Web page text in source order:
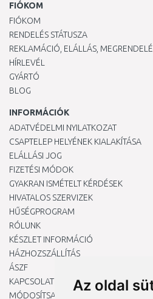
Az oldal
FIÓKOM
FIÓKOM
RENDELÉS STÁTUSZA
REKLAMÁCIÓ, ELÁLLÁS,
HÍRLEVÉL
GYÁRTÓ
BLOG
INFORMÁCIÓK
ADATVÉDELMI NYILATKOZAT
CSAPTELEP HELYÉNEK KIALAKÍTÁSA
ELÁLLÁSI JOG
FIZETÉSI MÓDOK
GYAKRAN ISMÉTELT KÉRDÉSEK
HIVATALOS SZERVIZEK
HŰSÉGPROGRAM
RÓLUNK
KÉSZLET INFORMÁCIÓ
HÁZHOZSZÁLLÍTÁS
ÁSZF
KAPCSOLAT
MÓDOSÍTSA A COOKIE-